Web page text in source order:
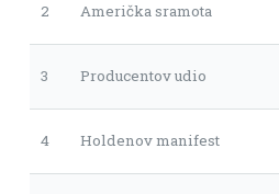
2 Američka sramota
3 Producentov udio
4 Holdenov manifest